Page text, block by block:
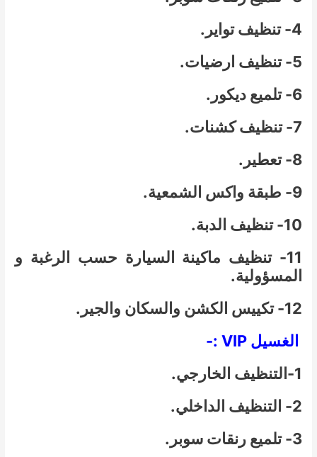
4- تنظيف تواير.
5- تنظيف ارضيات.
6- تلميع ديكور.
7- تنظيف كشنات.
8- تعطير.
9- طبقة واكس الشمعية.
10- تنظيف الدبة.
11- تنظيف ماكينة السيارة حسب الرغبة و
المسؤولية.
12- تكييس الكشن والسكان والجير.
الغسيل VIP :-
1-التنظيف الخارجي.
2- التنظيف الداخلي.
3- تلميع رنقات سوبر.